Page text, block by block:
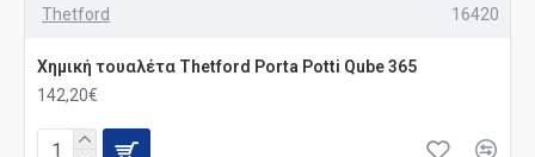
Thetford 16420
Χημική τουαλέτα Thetford Porta Potti Qube 365
142,20€